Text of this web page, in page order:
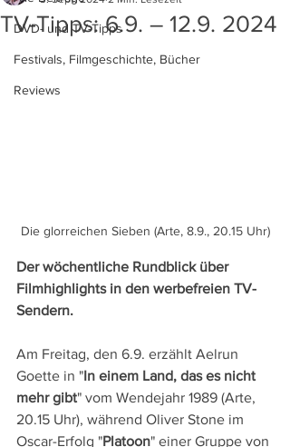
DVD- und TV-Tipps
Festivals, Filmgeschichte, Bücher
Reviews
TV-Tipps: 6.9. – 12.9. 2024
Die glorreichen Sieben (Arte, 8.9., 20.15 Uhr)
Der wöchentliche Rundblick über
Filmhighlights in den werbefreien TV-
Sendern.
Am Freitag, den 6.9. erzählt Aelrun
Goette in " In einem Land, das es nicht
mehr gibt" vom Wendejahr 1989 (Arte,
20.15 Uhr), während Oliver Stone im
Oscar-Erfolg "Platoon" einer Gruppe von